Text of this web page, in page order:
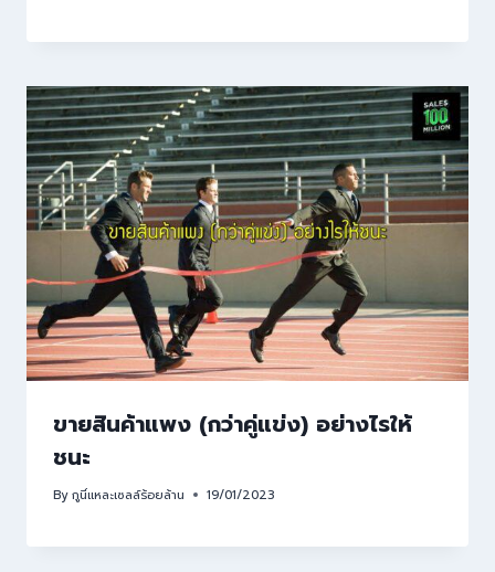
ขายสินค้าแพง (กว่าคู่แข่ง) อย่างไรให้
ชนะ
Byกูนี่แหละเซลล์ร้อยล้าน 19/01/2023